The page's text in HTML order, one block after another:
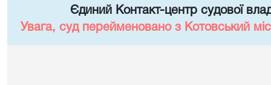
Єдиний Контакт-центр судової
Увага, суд перейменовано з Котовський